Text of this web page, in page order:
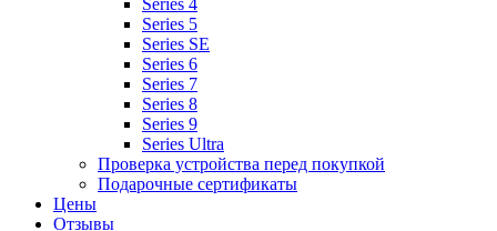
Series 4
Series 5
Series SE
Series 6
Series 7
Series 8
Series 9
Series Ultra
Проверка устройства перед покупкой
Подарочные сертификаты
Цены
Отзывы